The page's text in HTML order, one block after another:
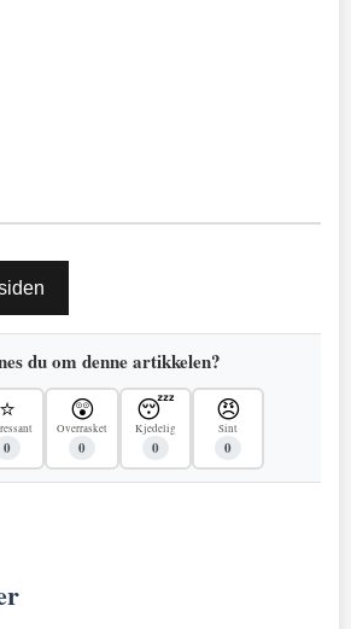
du om denne artikkelen?
⭐
0
😲
Overrasket
0
😴
Kjedelig
0
😠
Sint
0